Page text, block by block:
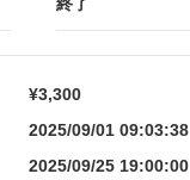
¥3,300
2025/09/01 09:03:38
2025/09/25 19:00:00